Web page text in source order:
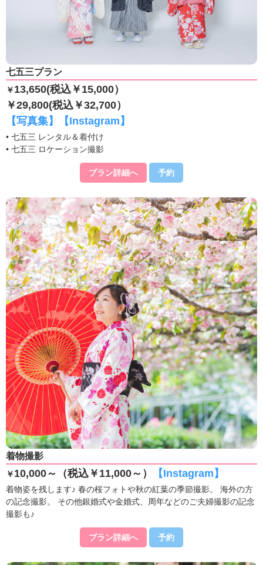
七五三プラン
￥13,650(税込￥15,000）
￥29,800(税込￥32,700）
【写真集】
【Instagram】
• 七五三 レンタル＆着付け
• 七五三 ロケーション撮影
プラン詳細へ 予約
着物撮影
￥10,000～（税込￥11,000～） 【Instagram】
着物姿を残します♪ 春の桜フォトや秋の紅葉の季節撮影。 海外の方
の記念撮影。 その他銀婚式や金婚式、周年などのご夫婦撮影の記念
撮影も♪
プラン詳細へ 予約